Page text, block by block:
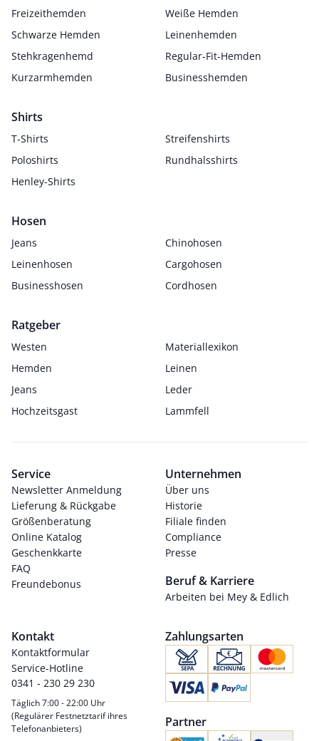
Freizeithemden
Weiße Hemden
Schwarze Hemden
Leinenhemden
Stehkragenhemd
Regular-Fit-Hemden
Kurzarmhemden
Businesshemden
Shirts
T-Shirts
Streifenshirts
Poloshirts
Rundhalsshirts
Henley-Shirts
Hosen
Jeans
Chinohosen
Leinenhosen
Cargohosen
Businesshosen
Cordhosen
Ratgeber
Westen
Materiallexikon
Hemden
Leinen
Jeans
Leder
Hochzeitsgast
Lammfell
Service
Newsletter Anmeldung
Lieferung & Rückgabe
Größenberatung
Online Katalog
Geschenkkarte
FAQ
Freundebonus
Unternehmen
Über uns
Historie
Filiale finden
Compliance
Presse
Beruf & Karriere
Arbeiten bei Mey & Edlich
Kontakt
Kontaktformular
Service-Hotline
0341 - 230 29 230
Täglich 7:00 - 22:00 Uhr
(Regulärer Festnetztarif ihres
Telefonanbieters)
Zahlungsarten
Partner